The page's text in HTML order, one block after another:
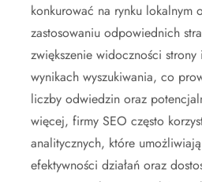
konkurować na rynku lokalnym
zastosowaniu odpowiednich
zwiększenie widoczności
wynikach wyszukiwania, co
liczby odwiedzin oraz
więcej, firmy SEO często
analitycznych, które
efektywności działań oraz